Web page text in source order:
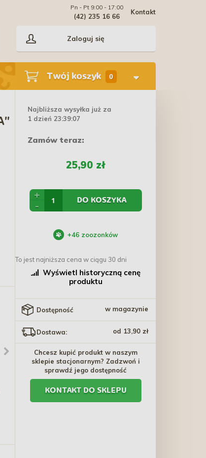
Kontakt
Pn - Pt 9:00 - 17:00
(42) 235 16 66
Zaloguj się
Twój koszyk 0
TRIXIE Miska plastikowa
dla kota na gumie 0,25l
6,30 zł
ZOLUX NEOLIFE
Drewniany domek dla
kawii domowej - niebieski
73,00 zł
Najbliższa wysyłka już za
1 dzień 23:39:07
Zamów teraz:
25,90 zł
+
-
DO KOSZYKA
+46 zoozonków
To jest najniższa cena w ciągu 30 dni
Wyświetl historyczną cenę
produktu
Dostępność w magazynie
Dostawa: od 13,90 zł
Chcesz kupić produkt w naszym
sklepie stacjonarnym? Zadzwoń i
sprawdź jego dostępność
KONTAKT DO SKLEPU